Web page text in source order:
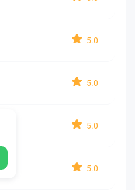
5.0
5.0
5.0
5.0